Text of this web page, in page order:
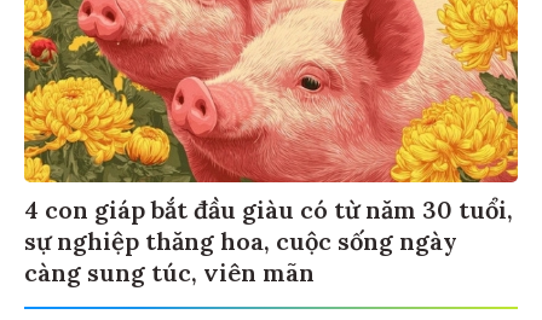
4 con giáp bắt đầu giàu có từ năm 30 tuổi,
sự nghiệp thăng hoa, cuộc sống ngày
càng sung túc, viên mãn